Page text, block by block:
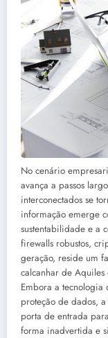
No cenário
avança a passos
interconectados se
informação emerge
sustentabilidade e a
firewalls robustos,
geração, reside um
calcanhar de Aquiles
Embora a tecnologia
proteção de dados,
porta de entrada
forma inadvertida e